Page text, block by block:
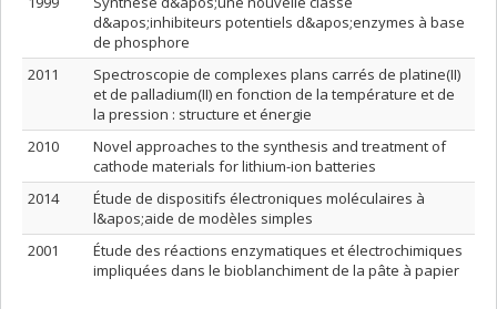
d&apos;inhibiteurs potentiels d&apos;enzymes à base
de phosphore
2011
Spectroscopie de complexes plans carrés de platine(II)
et de palladium(II) en fonction de la température et de
la pression : structure et énergie
2010
Novel approaches to the synthesis and treatment of
cathode materials for lithium-ion batteries
2014
Étude de dispositifs électroniques moléculaires à
l&apos;aide de modèles simples
2001
Étude des réactions enzymatiques et électrochimiques
impliquées dans le bioblanchiment de la pâte à papier